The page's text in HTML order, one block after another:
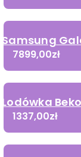
Samsung
7899,00zł
Lodówka
1337,00zł